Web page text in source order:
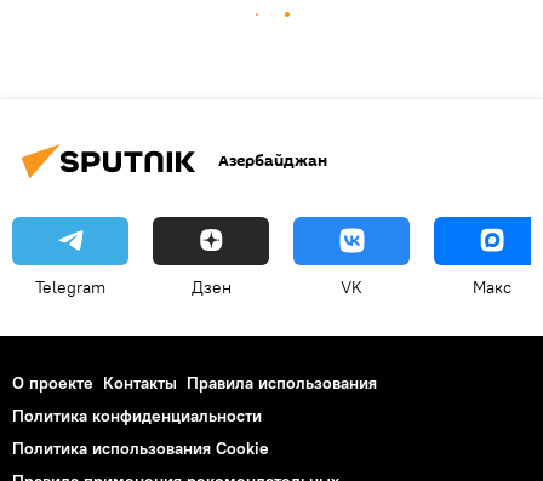
Азербайджан
Telegram Дзен VK Макс
О проекте Контакты Правила использования
Политика конфиденциальности
Политика использования Cookie